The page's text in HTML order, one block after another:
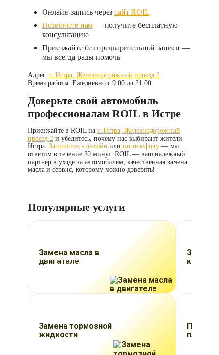
Онлайн-запись через сайт ROIL
Позвоните нам— получите бесплатную
консультацию
Приезжайте без предварительной записи —
мы всегда рады помочь
Адрес: г. Истра, Железнодорожный проезд 2
Время работы: Ежедневно с 9:00 до 21:00
Доверьте свой автомобиль
профессионалам ROIL в Истре
Приезжайте в ROIL на г. Истра, Железнодорожный
проезд 2и убедитесь, почему нас выбирают жители
Истра. Запишитесь онлайн или по телефону— мы
ответим в течение 30 минут. ROIL — ваш надежный
партнер в уходе за автомобилем, качественная замена
масла и сервис, которому можно доверять!
Популярные услуги
Замена масла в
двигателе
Замена тормозной
жидкости